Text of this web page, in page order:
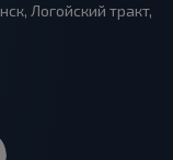
Логойский тракт,